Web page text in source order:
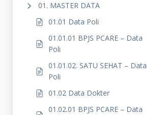
01. MASTER DATA
01.01 Data Poli
01.01.01 BPJS PCARE – Data
Poli
01.01.02. SATU SEHAT – Data
Poli
01.02 Data Dokter
01.02.01 BPJS PCARE – Data